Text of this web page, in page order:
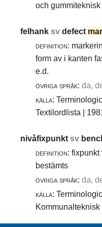
och
felhanksvdefect
definition:
form av i kanten
e.d.
övriga språk: da,
källa:
Textilordlista |
nivåfixpunktsv
definition: fixpunkt
bestämts
övriga språk: da,
källa: